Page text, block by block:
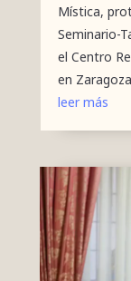
Mística,
Seminario-
el Centro
en
leer más